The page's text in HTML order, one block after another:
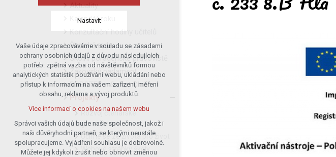
Aktuality
Kalendář roku
Konzultační hodiny učitelů
Školská rada
Školní poradenské pracoviště
Žákovský parlament
ROBOTEL – Smart Class
Projekty
Rozvoj čtenářské
gramotnosti
Učíme se ze života pro život
Webové stránky školy
Nastavit
Technická cookies
nutná pro provozování webu
udržení kontextu stránek (session):
případná přihlášení, volby jazyka, apod.
Volitelná cookies
analytická pro anonymizované
vyhodnocení návštěvnosti
marketingová cookies (Google)
Více informací o cookies na našem webu
Vaše údaje zpracováváme v souladu se zásadami
ochrany osobních údajů z důvodu následujících
potřeb: zpětná vazba od návštěvníků formou
analytických statistik používání webu, ukládání nebo
přístup k informacím na vašem zařízení, měření
obsahu, reklama a vývoj produktů.
Více informací o cookies na našem webu
Správci vašich údajů bude naše společnost, jakož i
naši důvěryhodní partneři, se kterými neustále
spolupracujeme. Vyjádření souhlasu je dobrovolné.
Můžete jej kdykoli zrušit nebo obnovit změnou